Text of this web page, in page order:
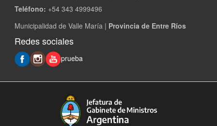
Teléfono: +54 343 4999496
Municipalidad de Valle María | Provincia de Entre Ríos
Redes sociales
prueba